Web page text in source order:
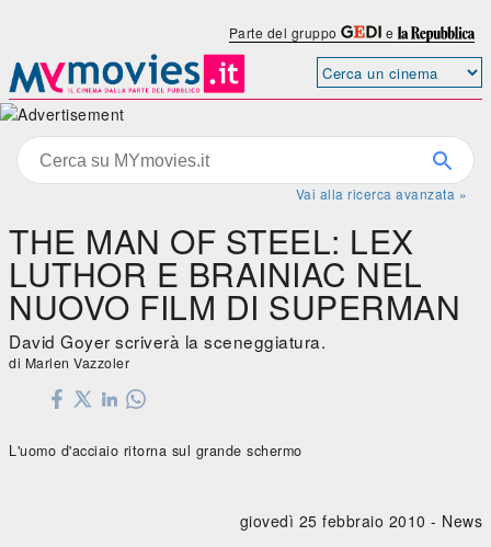
Parte del gruppo e
Vai alla ricerca avanzata »
THE MAN OF STEEL: LEX
LUTHOR E BRAINIAC NEL
NUOVO FILM DI SUPERMAN
David Goyer scriverà la sceneggiatura.
di Marlen Vazzoler
L'uomo d'acciaio ritorna sul grande schermo
giovedì 25 febbraio 2010 - News